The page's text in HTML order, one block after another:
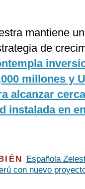
mantiene
de
millones y
alcanzar
instalada en
Española
con nuevo